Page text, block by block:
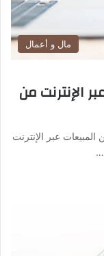
مال و أعمال
من
عبر الإنترنت